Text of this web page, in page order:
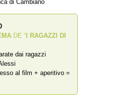
di Cambiano
DE “ I RAGAZZI DI
dai ragazzi
al film + aperitivo =